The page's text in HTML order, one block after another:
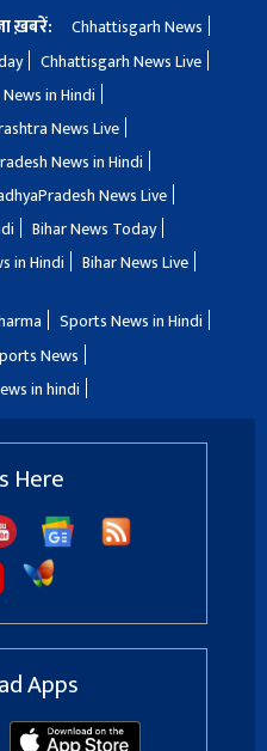
ख़बरें:
Chhattisgarh News
Chhattisgarh News Live
in Hindi
News Live
News in Hindi
News Live
Bihar News Today
in Hindi Bihar News Live
Sports News in Hindi
News
in hindi
Here
Apps